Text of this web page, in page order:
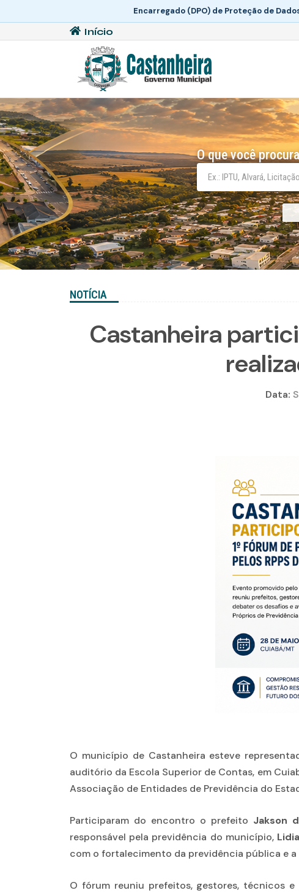
Encarregado (DPO) de Proteção de
Início
O que você
NOTÍCIA
Castanheira
Data:
O município de Castanheira esteve
auditório da Escola Superior de Contas, em
Associação de Entidades de Previdência do
Participaram do encontro o prefeito Jakson
responsável pela previdência do município,
com o fortalecimento da previdência pública e
O fórum reuniu prefeitos, gestores, técnicos